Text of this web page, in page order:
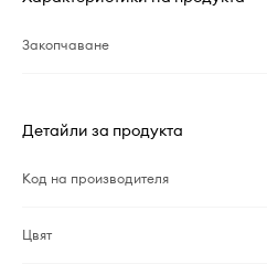
Закопчаване
Детайли за продукта
Код на производителя
Цвят